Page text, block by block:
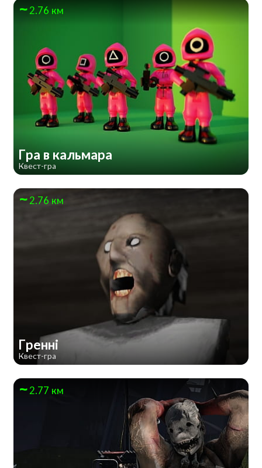
2.76 км
Гра в кальмара
Квест-гра
2.76 км
Гренні
Квест-гра
2.77 км